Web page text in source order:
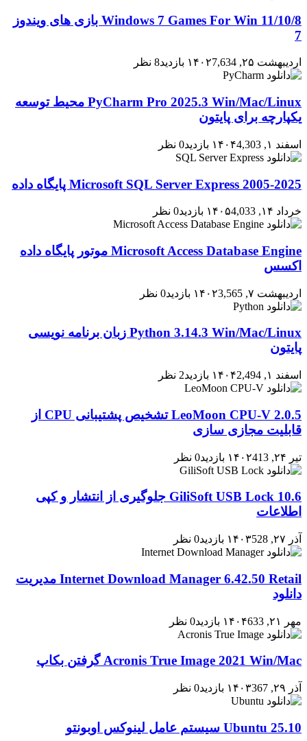
Windows 7 Games For Win 11/10/8 بازی های ویندوز
7
اردیبهشت ۲۵, ۱۴۰۲ 7,634 بازدید 8 نظر
PyCharm Pro 2025.3 Win/Mac/Linux محیط توسعه
یکپارچه برای پایتون
اسفند ۱, ۱۴۰۴ 4,303 بازدید 0 نظر
2005-2025 Microsoft SQL Server Express پایگاه داده
خرداد ۱۴, ۱۴۰۵ 4,033 بازدید 0 نظر
Microsoft Access Database Engine موتور پایگاه داده
اکسس
اردیبهشت ۷, ۱۴۰۲ 3,565 بازدید 0 نظر
Python 3.14.3 Win/Mac/Linux زبان برنامه نویسی
پایتون
اسفند ۱, ۱۴۰۴ 2,494 بازدید 2 نظر
LeoMoon CPU-V 2.0.5 تشخیص پشتیبانی CPU از
قابلیت مجازی سازی
تیر ۲۴, ۱۴۰۲ 413 بازدید 0 نظر
GiliSoft USB Lock 10.6 جلوگیری از انتشار و کپی
اطلاعات
آذر ۲۷, ۱۴۰۳ 528 بازدید 0 نظر
Internet Download Manager 6.42.50 Retail مدیریت
دانلود
مهر ۲۱, ۱۴۰۴ 633 بازدید 0 نظر
Acronis True Image 2021 Win/Mac گرفتن بکاپ
آذر ۲۹, ۱۴۰۳ 367 بازدید 0 نظر
Ubuntu 25.10 سیستم عامل لینوکس اوبونتو